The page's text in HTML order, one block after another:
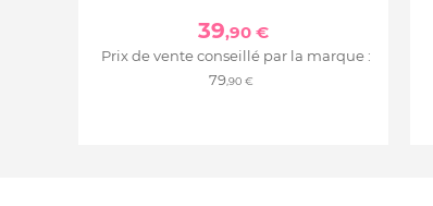
39,90 €
Prix de vente conseillé par la marque :
79,90 €